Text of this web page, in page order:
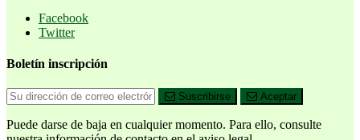
Facebook
Twitter
Boletín inscripción
Suscribirse Aceptar
Puede darse de baja en cualquier momento. Para ello, consulte